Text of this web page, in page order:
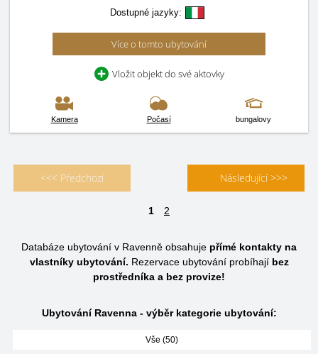
Dostupné jazyky:
Více o tomto ubytování
Vložit objekt do své aktovky
Kamera Počasí bungalovy
<<< Předchozí Následující >>>
1 2
Databáze ubytování v Ravenně obsahuje přímé kontakty na
vlastníky ubytování. Rezervace ubytování probíhají bez
prostředníka a bez provize!
Ubytování Ravenna - výběr kategorie ubytování:
Vše (50)